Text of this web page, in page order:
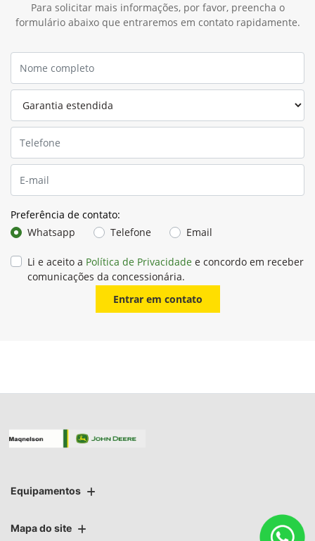
Para solicitar mais informações, por favor, preencha o
formulário abaixo que entraremos em contato rapidamente.
Preferência de contato:
Whatsapp
Telefone Email
Li e aceito a Política de Privacidade e concordo em receber
comunicações da concessionária.
Entrar em contato
Equipamentos
Mapa do site